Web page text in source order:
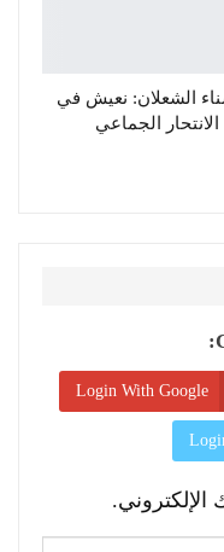
الشعلان: نعيش في
الجماعي
Login With Google